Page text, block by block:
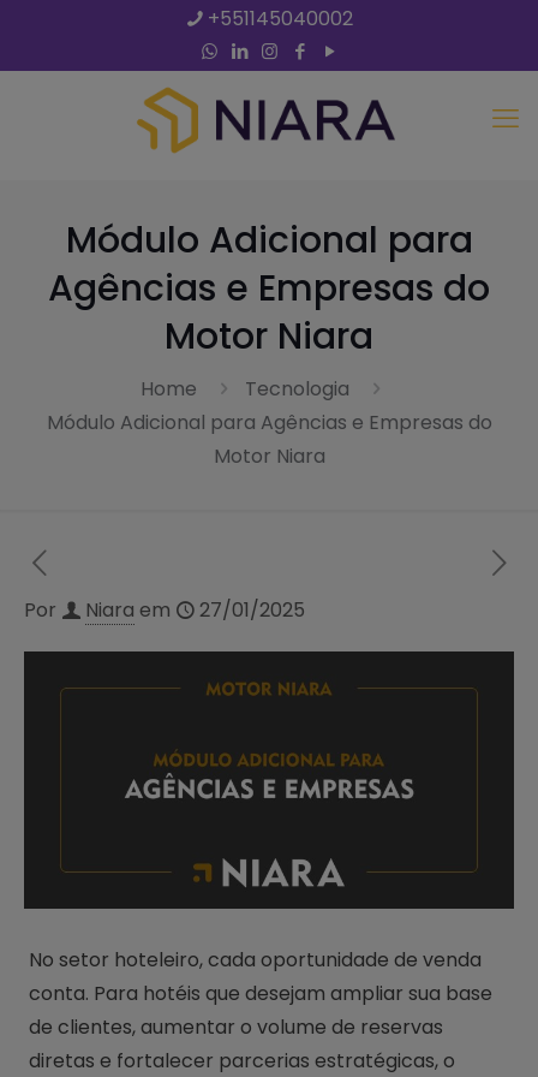
+551145040002
Módulo Adicional para
Agências e Empresas do
Motor Niara
Home
Tecnologia
Módulo Adicional para Agências e Empresas do
Motor Niara
Por Niara em 27/01/2025
No setor hoteleiro, cada oportunidade de venda
conta. Para hotéis que desejam ampliar sua base
de clientes, aumentar o volume de reservas
diretas e fortalecer parcerias estratégicas, o